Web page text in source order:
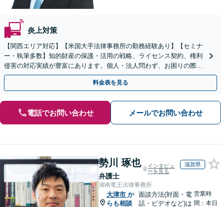
炎上対策
【関西エリア対応】【米国大手法律事務所の勤務経験あり】【セミナ
ー・執筆多数】知的財産の保護・活用の戦略、ライセンス契約、権利
侵害の対応実績が豊富にあります。個人・法人問わず、お困りの際は
お気軽にご相談ください。【弁護士歴15年以上】
料金表を見る
電話でお問い合わせ メールでお問い合わせ
勢川 琢也
弁護士
インタビュ
ーを見る
滋賀県
湖南竜王法律事務所
大津市 か
らも相談
面談方法(対面・電
話・ビデオなど)は
営業時
間：本日